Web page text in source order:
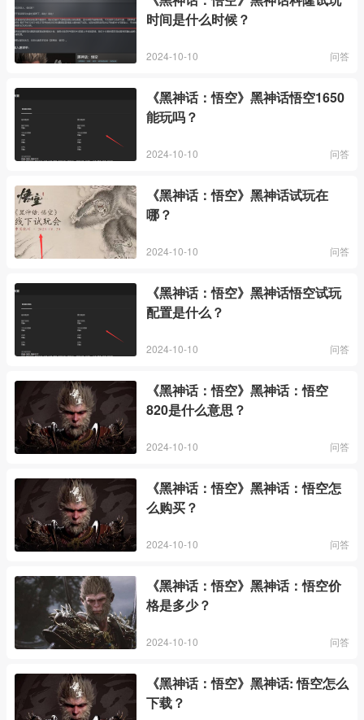
时间是什么时候？
2024-10-10 问答
《黑神话：悟空》黑神话悟空1650
能玩吗？
2024-10-10 问答
《黑神话：悟空》黑神话试玩在
哪？
2024-10-10 问答
《黑神话：悟空》黑神话悟空试玩
配置是什么？
2024-10-10 问答
《黑神话：悟空》黑神话：悟空
820是什么意思？
2024-10-10 问答
《黑神话：悟空》黑神话：悟空怎
么购买？
2024-10-10 问答
《黑神话：悟空》黑神话：悟空价
格是多少？
2024-10-10 问答
《黑神话：悟空》黑神话: 悟空怎么
下载？